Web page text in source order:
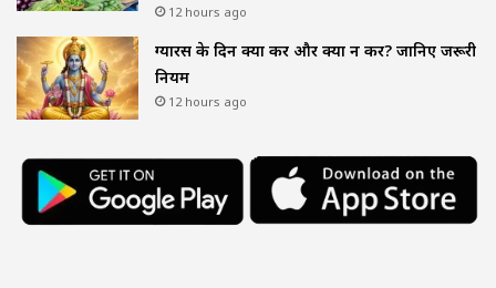
12 hours ago
ग्यारस के दिन क्या करें और क्या न करें? जानिए जरूरी
नियम
12 hours ago